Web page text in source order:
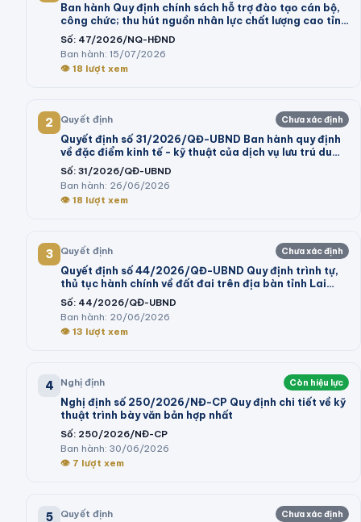
Ban hành Quy định chính sách hỗ trợ đào tạo cán bộ,
công chức; thu hút nguồn nhân lực chất lượng cao tỉnh
Vĩnh Long giai đoạn 2026 - 2030
Số: 47/2026/NQ-HĐND
Ban hành: 15/07/2026
👁 18 lượt xem
2 Quyết định Chưa xác định
Quyết định số 31/2026/QĐ-UBND Ban hành quy định
về đặc điểm kinh tế - kỹ thuật của dịch vụ lưu trú du
lịch; dịch vụ tham quan tại khu du lịch thực hiện kê
khai giá trên địa bàn tỉnh Lâm Đồng
Số: 31/2026/QĐ-UBND
Ban hành: 26/06/2026
👁 18 lượt xem
3 Quyết định Chưa xác định
Quyết định số 44/2026/QĐ-UBND Quy định trình tự,
thủ tục hành chính về đất đai trên địa bàn tỉnh Lai
Châu
Số: 44/2026/QĐ-UBND
Ban hành: 20/06/2026
👁 13 lượt xem
4 Nghị định Còn hiệu lực
Nghị định số 250/2026/NĐ-CP Quy định chi tiết về kỹ
thuật trình bày văn bản hợp nhất
Số: 250/2026/NĐ-CP
Ban hành: 30/06/2026
👁 7 lượt xem
5 Quyết định Chưa xác định